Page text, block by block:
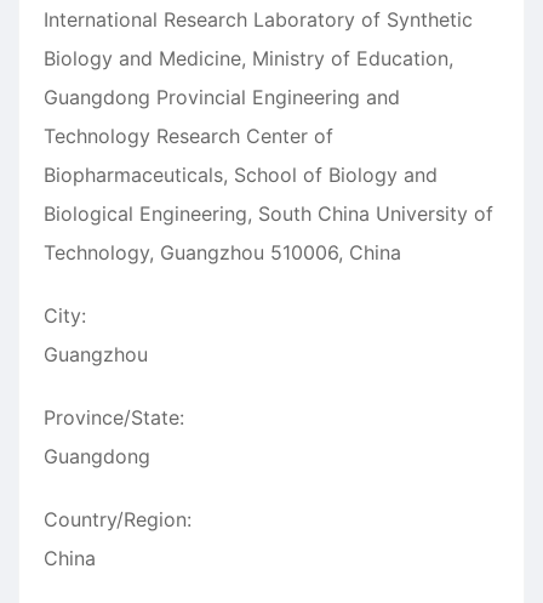
International Research Laboratory of Synthetic
Biology and Medicine, Ministry of Education,
Guangdong Provincial Engineering and
Technology Research Center of
Biopharmaceuticals, School of Biology and
Biological Engineering, South China University of
Technology, Guangzhou 510006, China
City:
Guangzhou
Province/State:
Guangdong
Country/Region:
China